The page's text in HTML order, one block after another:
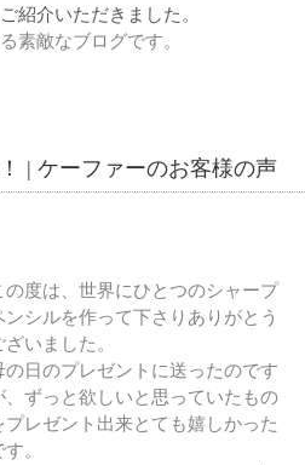
紹介いただきました。
素敵なブログです。
| ケーファーのお客様の声
の度は、世界にひとつのシャープ
ンシルを作って下さりありがとう
ざいました。
の日のプレゼントに送ったのです
、ずっと欲しいと思っていたもの
プレゼント出来とても嬉しかった
す。